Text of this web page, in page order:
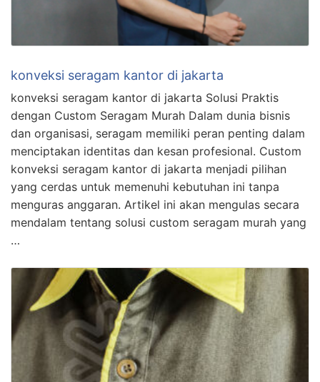
konveksi seragam kantor di jakarta
konveksi seragam kantor di jakarta Solusi Praktis
dengan Custom Seragam Murah Dalam dunia bisnis
dan organisasi, seragam memiliki peran penting dalam
menciptakan identitas dan kesan profesional. Custom
konveksi seragam kantor di jakarta menjadi pilihan
yang cerdas untuk memenuhi kebutuhan ini tanpa
menguras anggaran. Artikel ini akan mengulas secara
mendalam tentang solusi custom seragam murah yang
…